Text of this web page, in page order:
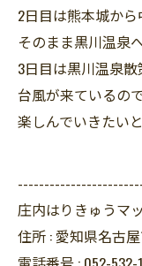
2日目は熊本城から
そのまま黒川温泉へ
3日目は黒川温泉散
台風が来ているの
楽しんでいきたい
庄内はりきゅうマ
住所 : 愛知県名古